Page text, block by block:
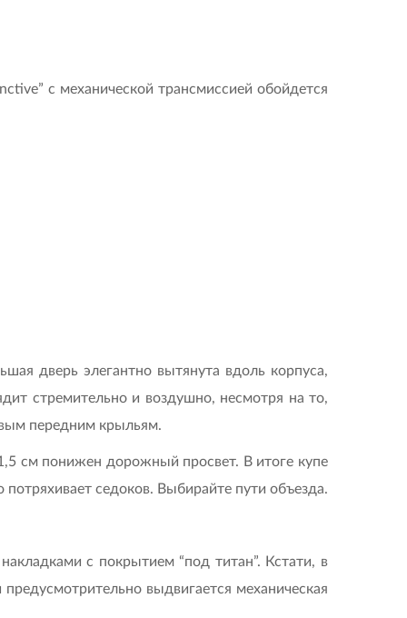
с механической трансмиссией обойдется
дверь элегантно вытянута вдоль корпуса,
стремительно и воздушно, несмотря на то,
передним крыльям.
см понижен дорожный просвет. В итоге купе
седоков. Выбирайте пути объезда.
с покрытием “под титан”. Кстати, в
выдвигается механическая